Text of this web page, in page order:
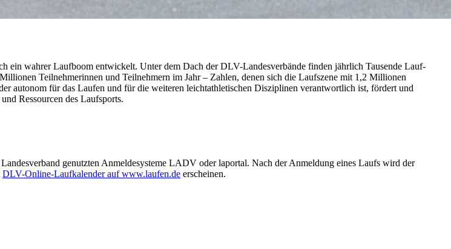
ein wahrer Laufboom entwickelt. Unter dem Dach der DLV-Landesverbände finden jährlich Tausende Lauf-
Teilnehmerinnen und Teilnehmern im Jahr – Zahlen, denen sich die Laufszene mit 1,2 Millionen
autonom für das Laufen und für die weiteren leichtathletischen Disziplinen verantwortlich ist, fördert und
Ressourcen des Laufsports.
genutzten Anmeldesysteme LADV oder laportal. Nach der Anmeldung eines Laufs wird der
DLV-Online-Laufkalender auf www.laufen.de erscheinen.